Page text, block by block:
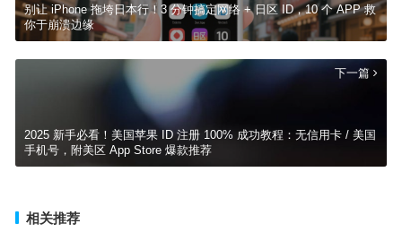
别让 iPhone 拖垮日本行！3 分钟搞定网络 + 日区 ID，10 个 APP 救
你于崩溃边缘
下一篇
2025 新手必看！美国苹果 ID 注册 100% 成功教程：无信用卡 / 美国
手机号，附美区 App Store 爆款推荐
相关推荐